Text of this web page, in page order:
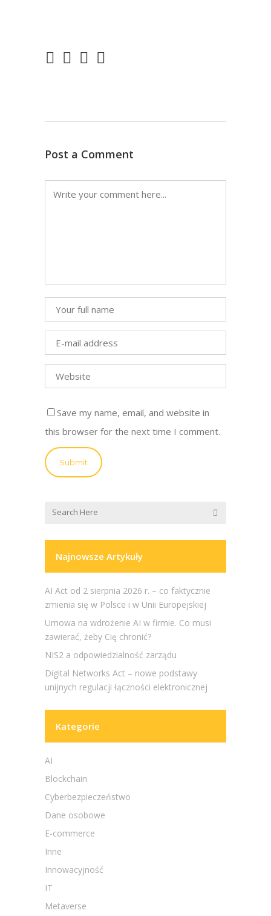
Post a Comment
Save my name, email, and website in
this browser for the next time I comment.
Najnowsze Artykuły
AI Act od 2 sierpnia 2026 r. – co faktycznie
zmienia się w Polsce i w Unii Europejskiej
Umowa na wdrożenie AI w firmie. Co musi
zawierać, żeby Cię chronić?
NIS2 a odpowiedzialność zarządu
Digital Networks Act – nowe podstawy
unijnych regulacji łączności elektronicznej
Kategorie
AI
Blockchain
Cyberbezpieczeństwo
Dane osobowe
E-commerce
Inne
Innowacyjność
IT
Metaverse